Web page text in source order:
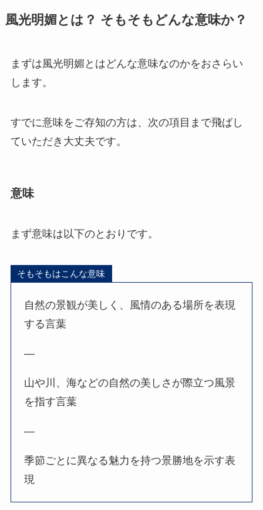
風光明媚とは？ そもそもどんな意味か？
まずは風光明媚とはどんな意味なのかをおさらい
します。
すでに意味をご存知の方は、次の項目まで飛ばし
ていただき大丈夫です。
意味
まず意味は以下のとおりです。
そもそもはこんな意味
自然の景観が美しく、風情のある場所を表現
する言葉
—
山や川、海などの自然の美しさが際立つ風景
を指す言葉
—
季節ごとに異なる魅力を持つ景勝地を示す表
現